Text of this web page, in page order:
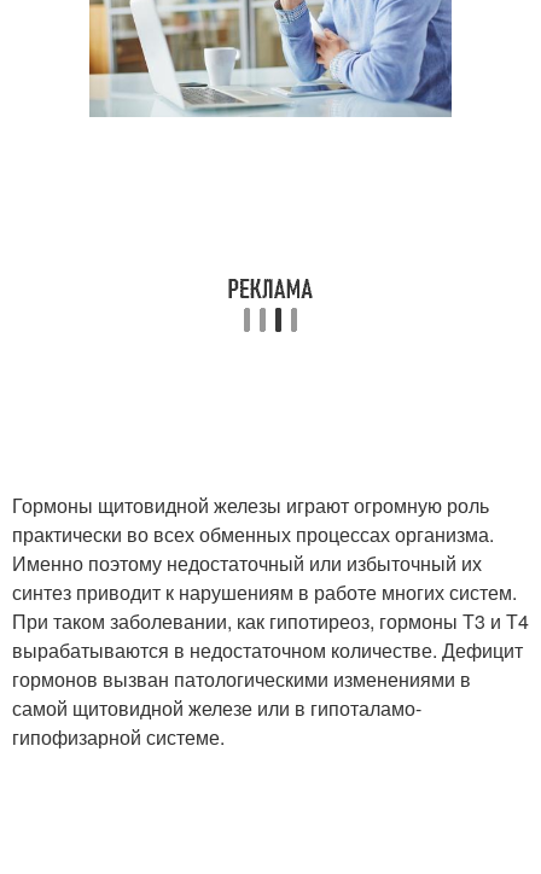
Гормоны щитовидной железы играют огромную роль
практически во всех обменных процессах организма.
Именно поэтому недостаточный или избыточный их
синтез приводит к нарушениям в работе многих систем.
При таком заболевании, как гипотиреоз, гормоны Т3 и Т4
вырабатываются в недостаточном количестве. Дефицит
гормонов вызван патологическими изменениями в
самой щитовидной железе или в гипоталамо-
гипофизарной системе.